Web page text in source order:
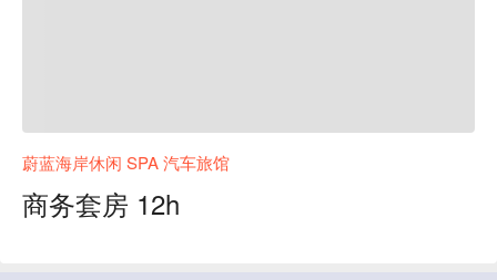
蔚蓝海岸休闲 SPA 汽车旅馆
商务套房 12h